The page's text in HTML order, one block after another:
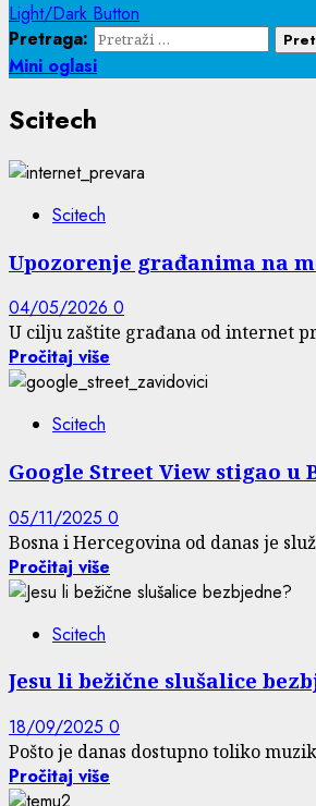
Light/Dark Button
Pretraga:
Mini oglasi
Scitech
Scitech
Upozorenje građanima na
04/05/2026 0
U cilju zaštite građana od internet
Pročitaj više
Scitech
Google Street View stigao
05/11/2025 0
Bosna i Hercegovina od danas je
Pročitaj više
Scitech
Jesu li bežične slušalice
18/09/2025 0
Pošto je danas dostupno toliko
Pročitaj više